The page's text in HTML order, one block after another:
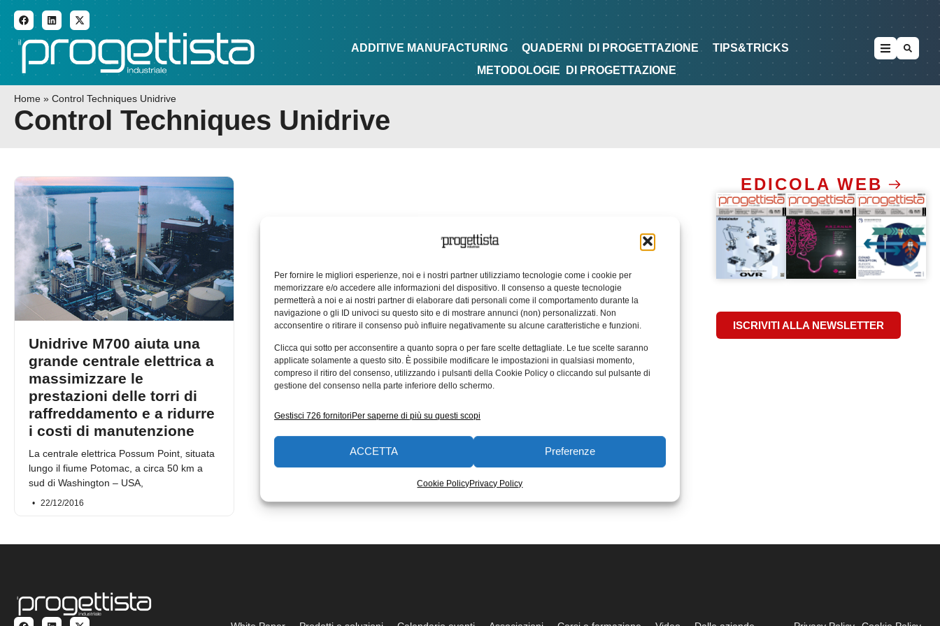
Per fornire le migliori esperienze, noi e i nostri partner utilizziamo tecnologie come i cookie per
memorizzare e/o accedere alle informazioni del dispositivo. Il consenso a queste tecnologie
permetterà a noi e ai nostri partner di elaborare dati personali come il comportamento durante la
navigazione o gli ID univoci su questo sito e di mostrare annunci (non) personalizzati. Non
acconsentire o ritirare il consenso può influire negativamente su alcune caratteristiche e funzioni.
Clicca qui sotto per acconsentire a quanto sopra o per fare scelte dettagliate. Le tue scelte saranno
applicate solamente a questo sito. È possibile modificare le impostazioni in qualsiasi momento,
compreso il ritiro del consenso, utilizzando i pulsanti della Cookie Policy o cliccando sul pulsante di
gestione del consenso nella parte inferiore dello schermo.
Gestisci 726 fornitoriPer saperne di più su questi scopi
ACCETTA Preferenze
Cookie PolicyPrivacy Policy
ADDITIVE MANUFACTURING QUADERNI DI PROGETTAZIONE TIPS&TRICKS METODOLOGIE DI PROGETTAZIONE
ADDITIVE MANUFACTURING QUADERNI DI PROGETTAZIONE
TIPS&TRICKS
METODOLOGIE
DI PROGETTAZIONE
Home » Control Techniques Unidrive
Control Techniques Unidrive
Unidrive M700 aiuta una
grande centrale elettrica a
massimizzare le
prestazioni delle torri di
raffreddamento e a ridurre
i costi di manutenzione
La centrale elettrica Possum Point, situata
lungo il fiume Potomac, a circa 50 km a
sud di Washington – USA,
22/12/2016
EDICOLA WEB
ISCRIVITI ALLA NEWSLETTER